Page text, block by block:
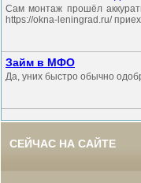
Сам монтаж прошёл
https://okna-leningrad.ru/
Займ в МФО
Да, уних быстро обычно
СЕЙЧАС НА САЙТЕ